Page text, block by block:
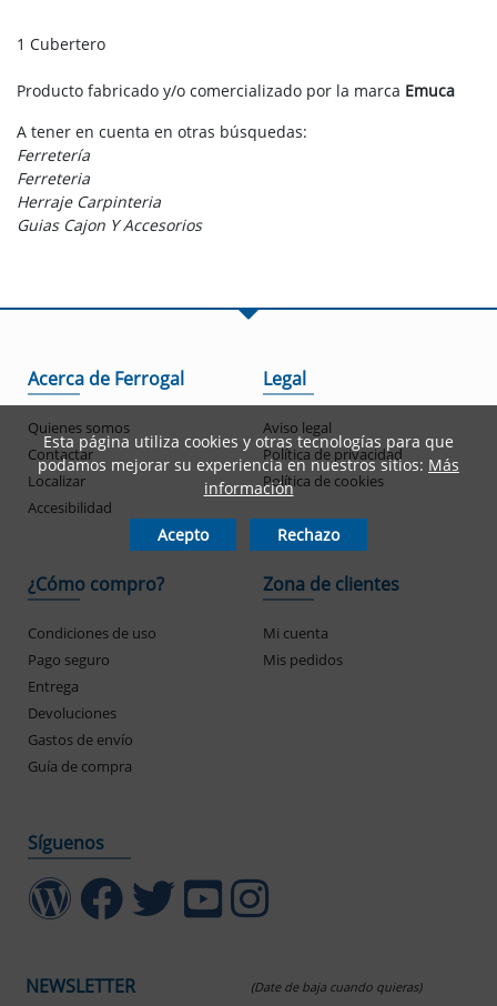
1 Cubertero
Producto fabricado y/o comercializado por la marca Emuca
A tener en cuenta en otras búsquedas:
Ferretería
Ferreteria
Herraje Carpinteria
Guias Cajon Y Accesorios
Acerca de Ferrogal
Quienes somos
Contactar
Localizar
Accesibilidad
Legal
Aviso legal
Política de privacidad
Política de cookies
¿Cómo compro?
Condiciones de uso
Pago seguro
Entrega
Devoluciones
Gastos de envío
Guía de compra
Zona de clientes
Mi cuenta
Mis pedidos
Síguenos
NEWSLETTER (Date de baja cuando quieras)
Esta página utiliza cookies y otras tecnologías para que
podamos mejorar su experiencia en nuestros sitios: Más
información
Acepto Rechazo